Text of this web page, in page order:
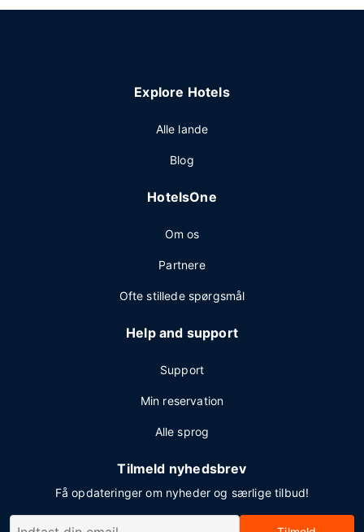
Explore Hotels
Alle lande
Blog
HotelsOne
Om os
Partnere
Ofte stillede spørgsmål
Help and support
Support
Min reservation
Alle sprog
Tilmeld nyhedsbrev
Få opdateringer om nyheder og særlige tilbud!